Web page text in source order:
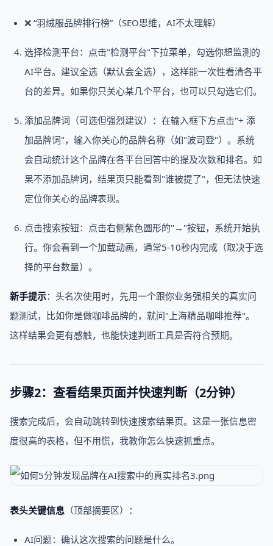
❌ “羽绒服品牌排行榜”（SEO思维，AI不太理解）
选择检测平台：点击"检测平台"下拉菜单，勾选你想监测的
AI平台。建议全选（默认会全选），这样能一次性看清各平
台的差异。如果你只关心某几个平台，也可以只勾选它们。
添加品牌词（可选但强烈建议）：在输入框下方点击"+ 添
加品牌词"，输入你关心的品牌名称（如"波司登"）。系统
会自动统计这个品牌在各平台回答中的提及次数和排名。如
果不添加品牌词，结果页只能看到"谁被提了"，但无法快速
定位你关心的品牌表现。
点击搜索按钮：点击右侧紫色圆形的"→"按钮，系统开始执
行。你会看到一个加载动画，通常5-10秒内完成（取决于选
择的平台数量）。
新手提示：头名次使用时，先用一个跟你业务强相关的真实问
题测试，比如你是做咖啡品牌的，就问"上海精品咖啡推荐"。
这样结果会更有感触，也能快速判断工具是否符合预期。
步骤2：查看结果页面并快速判断（2分钟）
搜索完成后，会自动跳转到快速搜索结果页。这是一张信息密
度很高的表格，但不用慌，我教你怎么快速抓重点。
表头关键信息 （顶部摘要区）：
AI问题：确认这次搜索的问题是什么。